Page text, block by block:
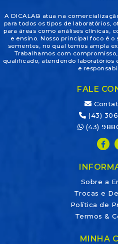
A DICALAB atua na
para todos os tipos de laboratórios,
para áreas como análises clínicas,
e ensino. Nosso principal foco é
sementes, no qual temos ampla
Trabalhamos com
qualificado, atendendo laboratórios
e
FALE
(43)
(43)
Sobre a
Trocas e
Política de
Termos &
MINHA